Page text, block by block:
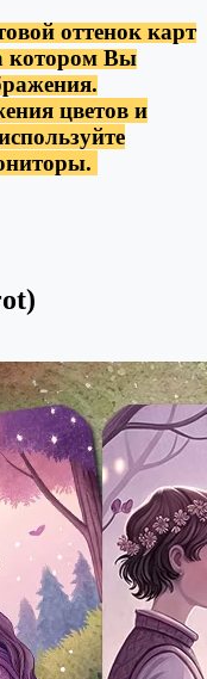
оттенок карт
котором Вы
цветов и